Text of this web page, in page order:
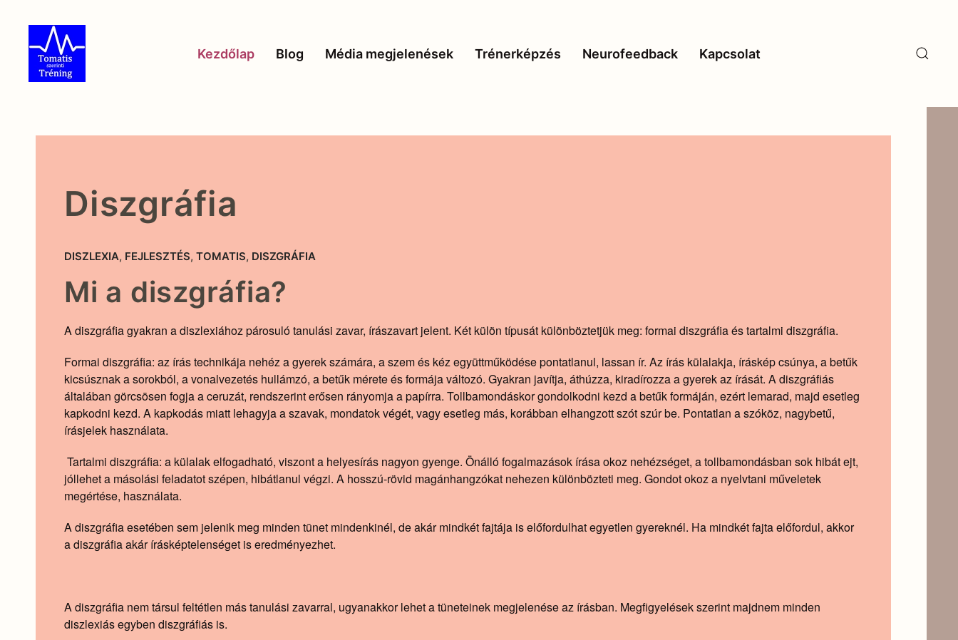
Skip to main content
Kezdőlap Blog Média megjelenések Trénerképzés Neurofeedback Kapcsolat
Diszgráfia
DISZLEXIA, FEJLESZTÉS, TOMATIS, DISZGRÁFIA
Mi a diszgráfia?
A diszgráfia gyakran a diszlexiához párosuló tanulási zavar, írászavart jelent. Két külön típusát különböztetjük meg: formai diszgráfia és tartalmi diszgráfia.
Formai diszgráfia: az írás technikája nehéz a gyerek számára, a szem és kéz együttműködése pontatlanul, lassan ír. Az írás külalakja, íráskép csúnya, a betűk
kicsúsznak a sorokból, a vonalvezetés hullámzó, a betűk mérete és formája változó. Gyakran javítja, áthúzza, kiradírozza a gyerek az írását. A diszgráfiás
általában görcsösen fogja a ceruzát, rendszerint erősen rányomja a papírra. Tollbamondáskor gondolkodni kezd a betűk formáján, ezért lemarad, majd esetleg
kapkodni kezd. A kapkodás miatt lehagyja a szavak, mondatok végét, vagy esetleg más, korábban elhangzott szót szúr be. Pontatlan a szóköz, nagybetű,
írásjelek használata.
Tartalmi diszgráfia: a külalak elfogadható, viszont a helyesírás nagyon gyenge. Önálló fogalmazások írása okoz nehézséget, a tollbamondásban sok hibát ejt,
jóllehet a másolási feladatot szépen, hibátlanul végzi. A hosszú-rövid magánhangzókat nehezen különbözteti meg. Gondot okoz a nyelvtani műveletek
megértése, használata.
A diszgráfia esetében sem jelenik meg minden tünet mindenkinél, de akár mindkét fajtája is előfordulhat egyetlen gyereknél. Ha mindkét fajta előfordul, akkor
a diszgráfia akár írásképtelenséget is eredményezhet.
A diszgráfia nem társul feltétlen más tanulási zavarral, ugyanakkor lehet a tüneteinek megjelenése az írásban. Megfigyelések szerint majdnem minden
diszlexiás egyben diszgráfiás is.